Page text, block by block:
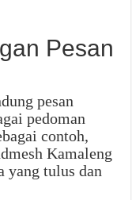
Pesan
pesan
pedoman
contoh,
Kamaleng
yang tulus dan